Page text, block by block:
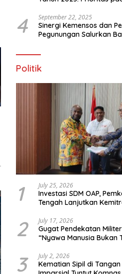
4 September 22, 2025
Sinergi Kemensos dan
Pegunungan Salurkan
Politik
1 July 25, 2026
Investasi SDM OAP,
Tengah Lanjutkan
2 July 17, 2026
Gugat Pendekatan Militer
“Nyawa Manusia Bukan
3 July 2, 2026
Kematian Sipil di